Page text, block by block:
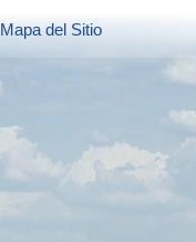
Mapa del Sitio